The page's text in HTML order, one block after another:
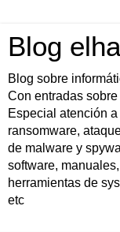
Blog
Blog sobre
Con entradas
Especial atención
ransomware,
de malware y
software,
herramientas de
etc